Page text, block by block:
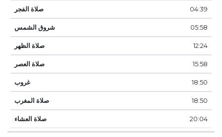
04:39
05:58
12:24
15:58
18:50
18:50
20:04